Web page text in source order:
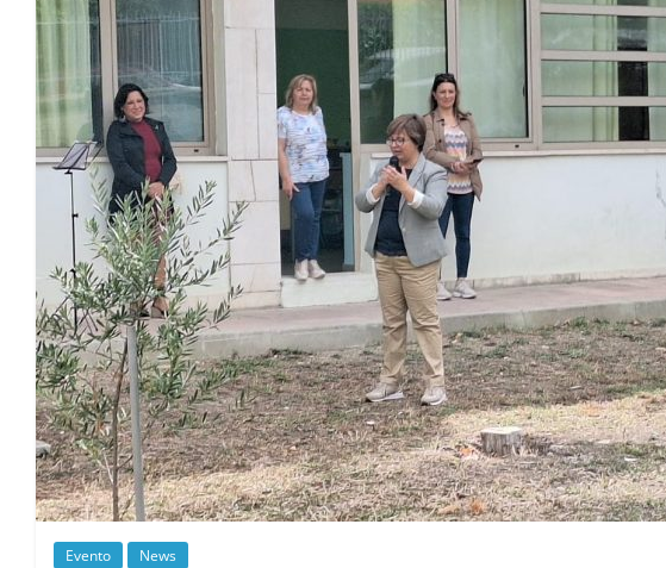
Evento News